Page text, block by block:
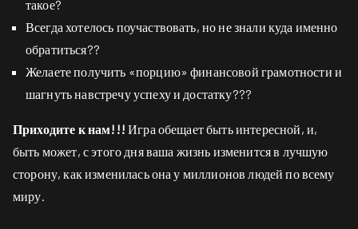
такое?
Всегда хотелось поучаствовать, но не знали куда именно
обратиться??
Желаете получить «порцию» финансовой грамотности и
шагнуть навстречу успеху и достатку???
Приходите к нам!!!Игра обещает быть интересной, и,
быть может, с этого дня ваша жизнь изменится в лучшую
сторону, как изменилась она у миллионов людей по всему
миру.